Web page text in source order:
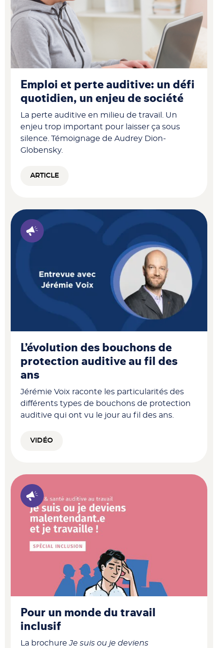
Emploi et perte auditive: un défi
quotidien, un enjeu de société​
La perte auditive en milieu de travail. Un
enjeu trop important pour laisser ça sous
silence. Témoignage de Audrey Dion-
Globensky.
ARTICLE
L’évolution des bouchons de
protection auditive au fil des
ans
Jérémie Voix raconte les particularités des
différents types de bouchons de protection
auditive qui ont vu le jour au fil des ans.
VIDÉO
Pour un monde du travail
inclusif
La brochureJe suis ou je deviens